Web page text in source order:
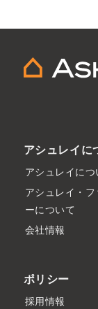
アシュレイ
アシュレイにつ
アシュレイ・
ーについて
会社情報
ポリシー
採用情報